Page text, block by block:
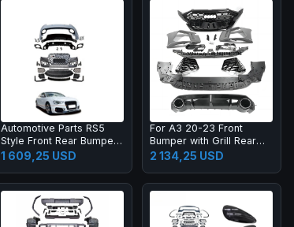
Automotive Parts RS5
Style Front Rear Bumper
Body Kits for A5 S5 B8.5
2013-2016 Upgrade
1 609,25 USD
For A3 20-23 Front
Bumper with Grill Rear
Lip Diffuser with Muffler
Tip Full RS3 Style Body
2 134,25 USD